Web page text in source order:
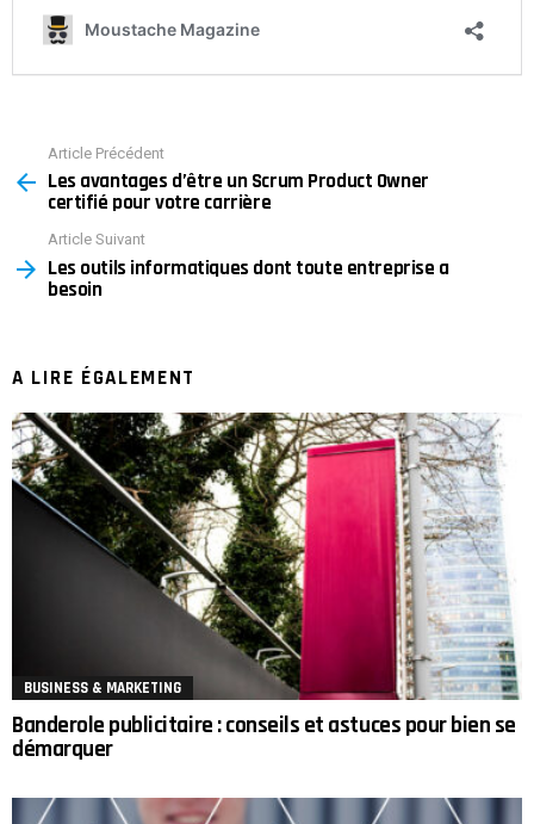
more
Article Précédent
Les avantages d’être un Scrum Product Owner
certifié pour votre carrière
Article Suivant
Les outils informatiques dont toute entreprise a
besoin
A LIRE ÉGALEMENT
BUSINESS & MARKETING
Banderole publicitaire : conseils et astuces pour bien se
démarquer